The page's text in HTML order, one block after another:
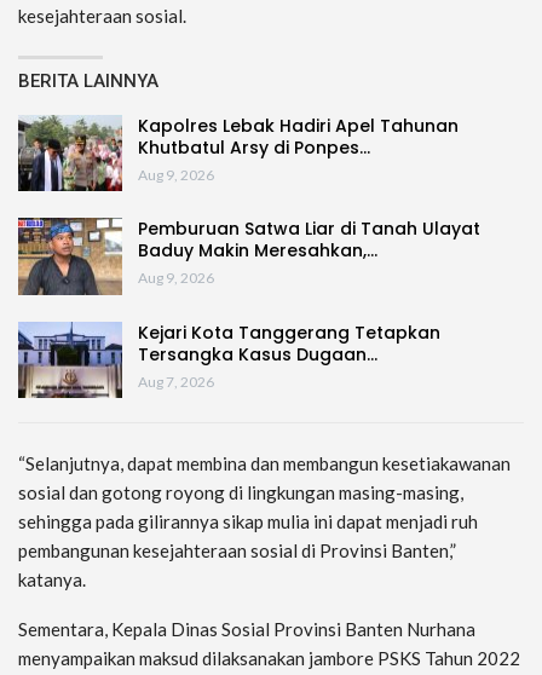
kesejahteraan sosial.
BERITA LAINNYA
Kapolres Lebak Hadiri Apel Tahunan
Khutbatul Arsy di Ponpes…
Aug 9, 2026
Pemburuan Satwa Liar di Tanah Ulayat
Baduy Makin Meresahkan,…
Aug 9, 2026
Kejari Kota Tanggerang Tetapkan
Tersangka Kasus Dugaan…
Aug 7, 2026
“Selanjutnya, dapat membina dan membangun kesetiakawanan
sosial dan gotong royong di lingkungan masing-masing,
sehingga pada gilirannya sikap mulia ini dapat menjadi ruh
pembangunan kesejahteraan sosial di Provinsi Banten,”
katanya.
Sementara, Kepala Dinas Sosial Provinsi Banten Nurhana
menyampaikan maksud dilaksanakan jambore PSKS Tahun 2022